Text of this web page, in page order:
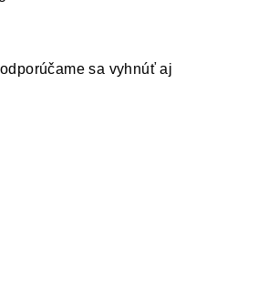
sa vyhnúť aj